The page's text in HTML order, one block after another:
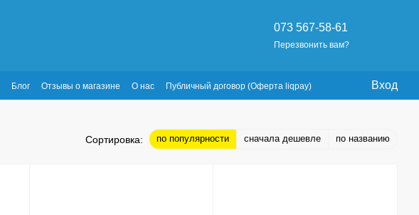
073 567-58-61
Перезвонить вам?
Блог Отзывы о магазине О нас Публичный договор (Оферта liqpay) Вход
Сортировка: по популярности сначала дешевле по названию